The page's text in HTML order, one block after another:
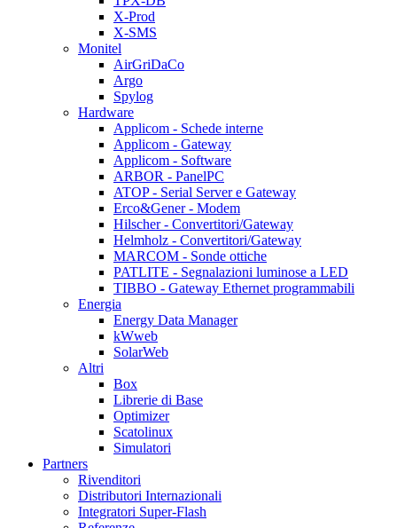
X-Prod
X-SMS
Monitel
AirGriDaCo
Argo
Spylog
Hardware
Applicom - Schede interne
Applicom - Gateway
Applicom - Software
ARBOR - PanelPC
ATOP - Serial Server e Gateway
Erco&Gener - Modem
Hilscher - Convertitori/Gateway
Helmholz - Convertitori/Gateway
MARCOM - Sonde ottiche
PATLITE - Segnalazioni luminose a LED
TIBBO - Gateway Ethernet programmabili
Energia
Energy Data Manager
kWweb
SolarWeb
Altri
Box
Librerie di Base
Optimizer
Scatolinux
Simulatori
Partners
Rivenditori
Distributori Internazionali
Integratori Super-Flash